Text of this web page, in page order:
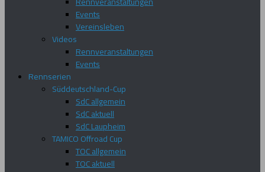
Events
Vereinsleben
Videos
Rennveranstaltungen
Events
Rennserien
Süddeutschland-Cup
SdC allgemein
SdC aktuell
SdC Laupheim
TAMICO Offroad Cup
TOC allgemein
TOC aktuell